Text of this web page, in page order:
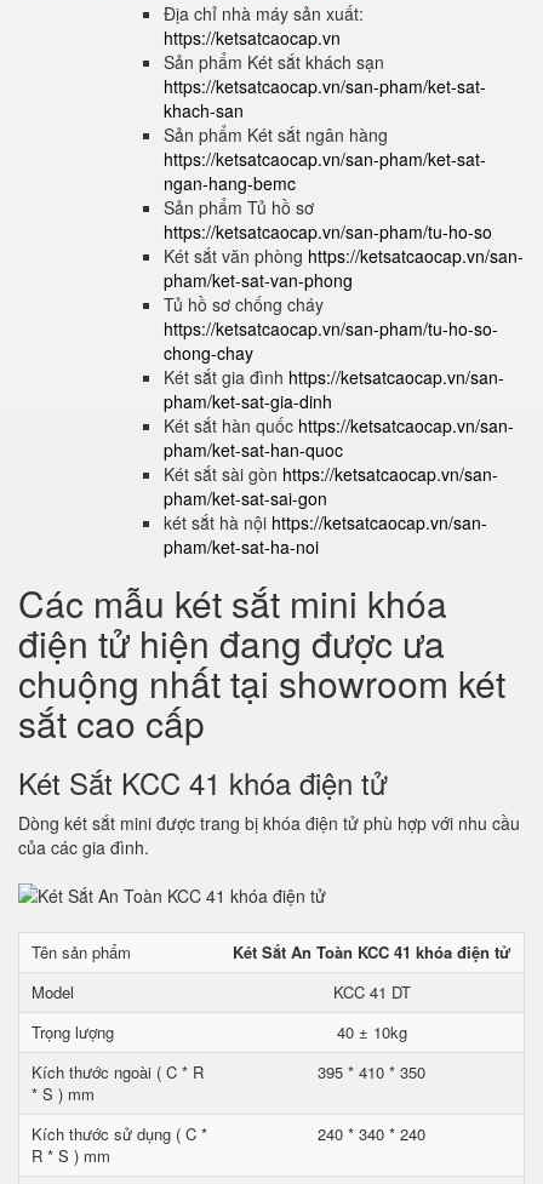
Địa chỉ nhà máy sản xuất:
https://ketsatcaocap.vn
Sản phẩm Két sắt khách sạn
https://ketsatcaocap.vn/san-pham/ket-sat-
khach-san
Sản phẩm Két sắt ngân hàng
https://ketsatcaocap.vn/san-pham/ket-sat-
ngan-hang-bemc
Sản phẩm Tủ hồ sơ
https://ketsatcaocap.vn/san-pham/tu-ho-so
Két sắt văn phòng https://ketsatcaocap.vn/san-
pham/ket-sat-van-phong
Tủ hồ sơ chống cháy
https://ketsatcaocap.vn/san-pham/tu-ho-so-
chong-chay
Két sắt gia đình https://ketsatcaocap.vn/san-
pham/ket-sat-gia-dinh
Két sắt hàn quốc https://ketsatcaocap.vn/san-
pham/ket-sat-han-quoc
Két sắt sài gòn https://ketsatcaocap.vn/san-
pham/ket-sat-sai-gon
két sắt hà nội https://ketsatcaocap.vn/san-
pham/ket-sat-ha-noi
Các mẫu két sắt mini khóa
điện tử hiện đang được ưa
chuộng nhất tại showroom két
sắt cao cấp
Két Sắt KCC 41 khóa điện tử
Dòng két sắt mini được trang bị khóa điện tử phù hợp với nhu cầu
của các gia đình.
Tên sản phẩm
Két Sắt An Toàn KCC 41 khóa điện tử
Model
KCC 41 DT
Trọng lượng
40 ± 10kg
Kích thước ngoài ( C * R
* S ) mm
395 * 410 * 350
Kích thước sử dụng ( C *
R * S ) mm
240 * 340 * 240